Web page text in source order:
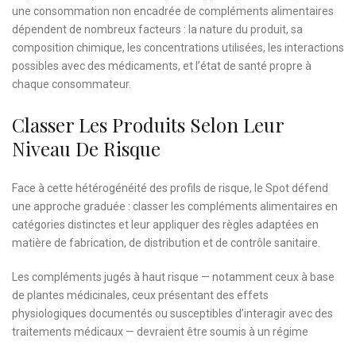
une consommation non encadrée de compléments alimentaires
dépendent de nombreux facteurs : la nature du produit, sa
composition chimique, les concentrations utilisées, les interactions
possibles avec des médicaments, et l’état de santé propre à
chaque consommateur.
Classer Les Produits Selon Leur
Niveau De Risque
Face à cette hétérogénéité des profils de risque, le Spot défend
une approche graduée : classer les compléments alimentaires en
catégories distinctes et leur appliquer des règles adaptées en
matière de fabrication, de distribution et de contrôle sanitaire.
Les compléments jugés à haut risque — notamment ceux à base
de plantes médicinales, ceux présentant des effets
physiologiques documentés ou susceptibles d’interagir avec des
traitements médicaux — devraient être soumis à un régime